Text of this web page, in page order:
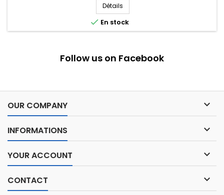
Détails
 En stock
Follow us on Facebook
OUR COMPANY 
INFORMATIONS 
YOUR ACCOUNT 
CONTACT 